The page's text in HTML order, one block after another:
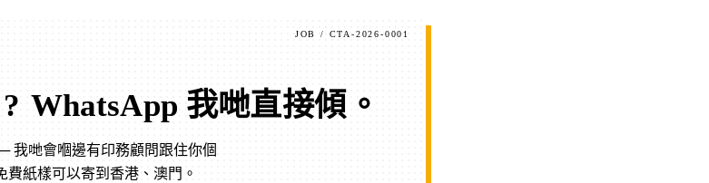
JOB / CTA-2026-0001
WhatsApp 我哋直接傾 。
我哋會嗰邊有印務顧問跟住你個
費紙樣可以寄到香港、澳門。